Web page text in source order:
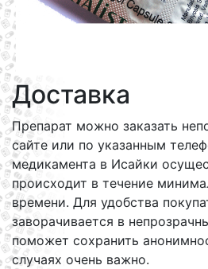
Доставка
Препарат можно заказать
сайте или по указанным
медикамента в Исайки
происходит в течение
времени. Для удобства
заворачивается в
поможет сохранить
случаях очень важно.